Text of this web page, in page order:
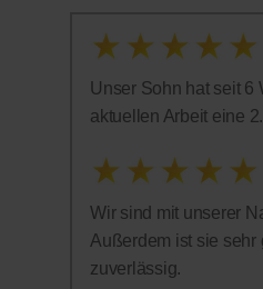
Unser Sohn hat seit 6
aktuellen Arbeit eine
Wir sind mit unserer
Außerdem ist sie sehr
zuverlässig.